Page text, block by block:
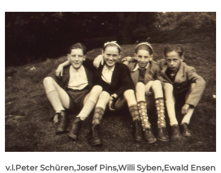
v.l.Peter Schüren,Josef Pins,Willi Syben,Ewald Ensen